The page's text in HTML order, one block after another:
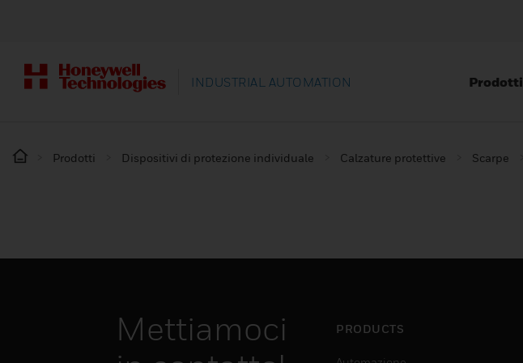
INDUSTRIAL AUTOMATION Prodotti
Prodotti Dispositivi di protezione individuale Calzature protettive Scarpe
Mettiamoci
PRODUCTS